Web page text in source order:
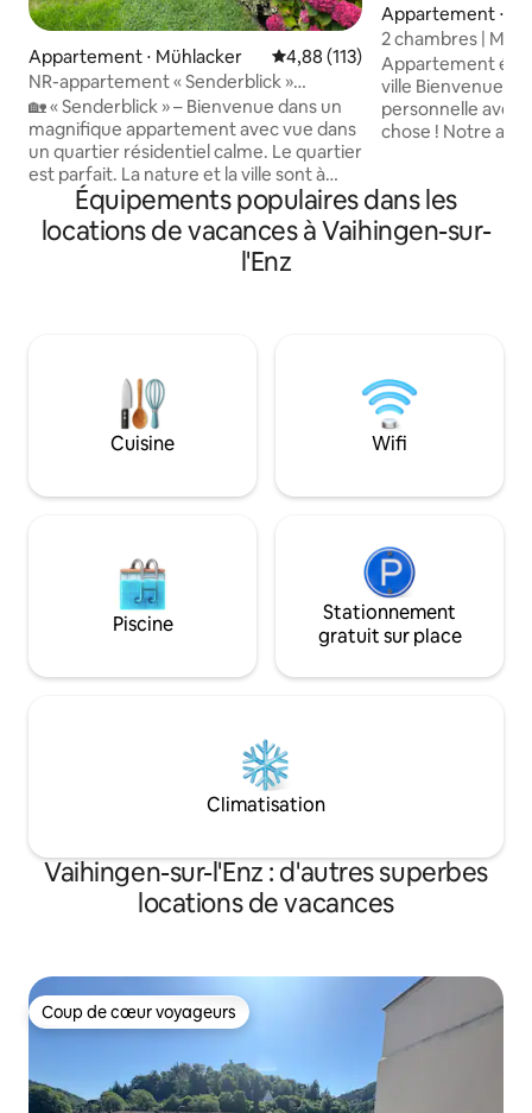
Appartement ⋅ Mühlacker Évaluation moyenne sur la
4,88 (113)
NR-appartement « Senderblick »
calme+cosy
🏡 « Senderblick » – Bienvenue dans un
magnifique appartement avec vue dans
un quartier résidentiel calme. Le quartier
est parfait. La nature et la ville sont à
votre porte. Confortable 60 m² pour
votre usage exclusif avec une entrée
séparée et une terrasse couverte, idéale
pour se détendre à l'extérieur. Que vous
Le Wi-Fi est disponible dans tout
l'appartement et est gratuit.
Appartement ⋅
2 chambres |
Train | Lave-linge
Appartement
ville Bienvenue
personnelle avec
chose ! Notre
équipement
familial – idéal
groupes d'amis
soigneusement
Équipements populaires dans les
locations de vacances à Vaihingen-sur-
l'Enz
Cuisine Wifi
Piscine
Stationnement
gratuit sur place
Climatisation
Vaihingen-sur-l'Enz : d'autres superbes
locations de vacances
Coup de cœur voyageurs
Coup de cœur voyageurs